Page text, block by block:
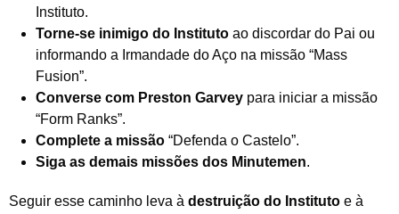
Instituto.
Torne-se inimigo do Instituto ao discordar do Pai ou
informando a Irmandade do Aço na missão “Mass
Fusion”.
Converse com Preston Garvey para iniciar a missão
“Form Ranks”.
Complete a missão “Defenda o Castelo”.
Siga as demais missões dos Minutemen.
Seguir esse caminho leva à destruição do Instituto e à